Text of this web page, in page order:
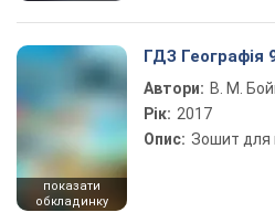
показати
обкладинку
ГДЗ Географія
Автори: В. М.
Рік: 2017
Опис: Зошит для